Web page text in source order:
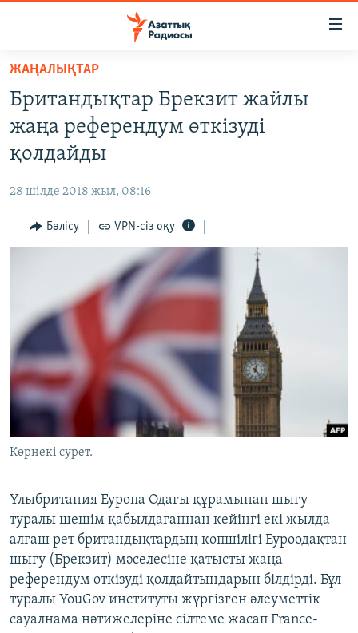
Skip
main
content
to
main
to
САЯСАТ
AZATTYQTV
АДАМ ҚҰҚЫҚТАРЫ
ӘЛЕУМЕТ
АРНАЙЫ ЖОБАЛАР
Русский
ЖАЗЫЛЫҢЫЗ
Басқа тілдерде
ЖАҢАЛЫҚТАР
Британдықтар Брекзит жайлы
жаңа референдум өткізуді
қолдайды
28 шілде 2018 жыл, 08:16
Бөлісу VPN-сіз оқу
Көрнекі сурет.
Ұлыбритания Еуропа Одағы құрамынан шығу
туралы шешім қабылдағаннан кейінгі екі жылда
алғаш рет британдықтардың көпшілігі Еуроодақтан
шығу (Брекзит) мәселесіне қатысты жаңа
референдум өткізуді қолдайтындарын білдірді. Бұл
туралы YouGov институты жүргізген әлеуметтік
сауалнама нәтижелеріне сілтеме жасап France-